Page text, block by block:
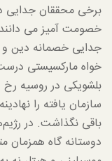
برخی محققان جدایی
جدایی خصمانه دین
خواه مارکسیستی
بلشویکی در روسیه
سازمان یافته را
باقی نگذاشت. در
دوستانه گاه